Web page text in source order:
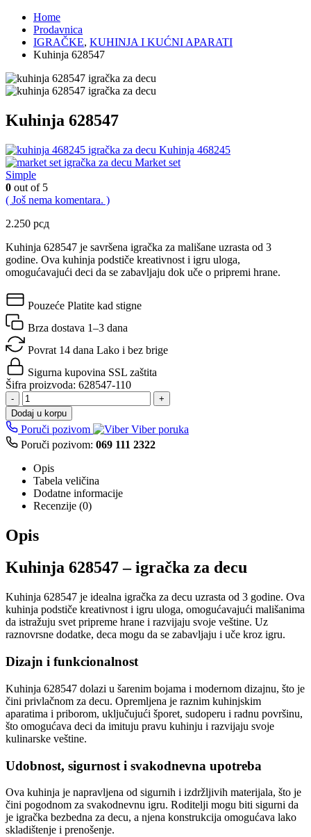
Home
Prodavnica
IGRAČKE, KUHINJA I KUĆNI APARATI
Kuhinja 628547
Kuhinja 628547
Kuhinja 468245
Market set
Simple
0 out of 5
( Još nema komentara. )
2.250 рсд
Kuhinja 628547 je savršena igračka za mališane uzrasta od 3
godine. Ova kuhinja podstiče kreativnost i igru uloga,
omogućavajući deci da se zabavljaju dok uče o pripremi hrane.
Pouzeće Platite kad stigne
Brza dostava 1–3 dana
Povrat 14 dana Lako i bez brige
Sigurna kupovina SSL zaštita
Šifra proizvoda: 628547-110
-
+
Dodaj u korpu
Poruči pozivom
Viber poruka
Poruči pozivom: 069 111 2322
Opis
Tabela veličina
Dodatne informacije
Recenzije (0)
Opis
Kuhinja 628547 – igračka za decu
Kuhinja 628547 je idealna igračka za decu uzrasta od 3 godine. Ova
kuhinja podstiče kreativnost i igru uloga, omogućavajući mališanima
da istražuju svet pripreme hrane i razvijaju svoje veštine. Uz
raznovrsne dodatke, deca mogu da se zabavljaju i uče kroz igru.
Dizajn i funkcionalnost
Kuhinja 628547 dolazi u šarenim bojama i modernom dizajnu, što je
čini privlačnom za decu. Opremljena je raznim kuhinjskim
aparatima i priborom, uključujući šporet, sudoperu i radnu površinu,
što omogućava deci da imituju pravu kuhinju i razvijaju svoje
kulinarske veštine.
Udobnost, sigurnost i svakodnevna upotreba
Ova kuhinja je napravljena od sigurnih i izdržljivih materijala, što je
čini pogodnom za svakodnevnu igru. Roditelji mogu biti sigurni da
je igračka bezbedna za decu, a njena konstrukcija omogućava lako
skladištenje i prenošenje.